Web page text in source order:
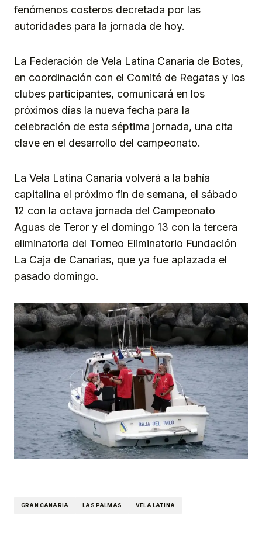
fenómenos costeros decretada por las
autoridades para la jornada de hoy.
La Federación de Vela Latina Canaria de Botes,
en coordinación con el Comité de Regatas y los
clubes participantes, comunicará en los
próximos días la nueva fecha para la
celebración de esta séptima jornada, una cita
clave en el desarrollo del campeonato.
La Vela Latina Canaria volverá a la bahía
capitalina el próximo fin de semana, el sábado
12 con la octava jornada del Campeonato
Aguas de Teror y el domingo 13 con la tercera
eliminatoria del Torneo Eliminatorio Fundación
La Caja de Canarias, que ya fue aplazada el
pasado domingo.
GRAN CANARIA LAS PALMAS VELA LATINA